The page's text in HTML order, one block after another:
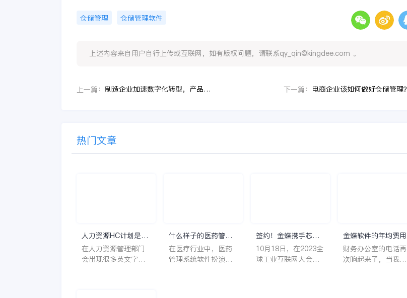
仓储管理 仓储管理软件
上述内容来自用户自行上传或互联网，如有版权问题，请联系qy_qin@kingdee.com 。
上一篇： 制造企业加速数字化转型，产品质量管理获得新助力 下一篇：
热门文章
人力资源HC计划是什
么意思？
在人力资源管理部门
会出现很多英文字母
什么样子的医药管理
系统软件更好用？
在医疗行业中，医药
管理系统软件扮演着
签约！金蝶携手芯源
微，助力半导体装备
制造领先企业迈向世
10月18日，在2023全
球工业互联网大会期
金蝶软件的年均费用
财务办公室的电话再
次响起来了，当我拿